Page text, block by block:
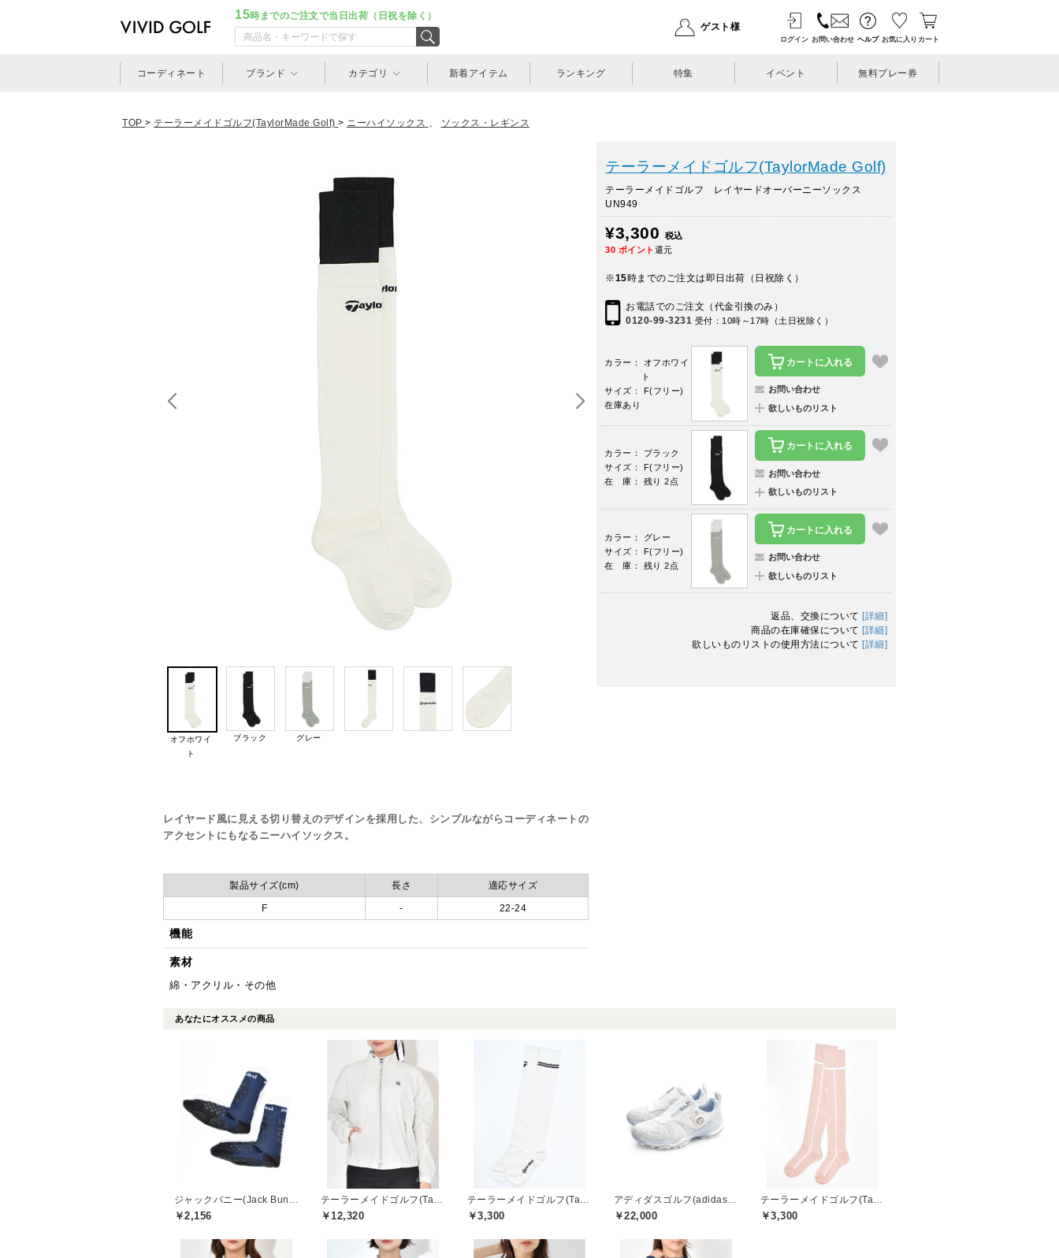
15時までのご注文で当日出荷（日祝を除く）
ゲスト様
ログイン お問い合わせ ヘルプ お気に入り カート
コーディネート ブランド カテゴリ 新着アイテム ランキング 特集 イベント 無料プレー券
TOP > テーラーメイドゴルフ(TaylorMade Golf) > ニーハイソックス 、 ソックス・レギンス
オフホワイ
ト
ブラック グレー
レイヤード風に見える切り替えのデザインを採用した、シンプルながらコーディネートの
アクセントにもなるニーハイソックス。
製品サイズ(cm) 長さ 適応サイズ
F - 22-24
機能
素材
綿・アクリル・その他
テーラーメイドゴルフ(TaylorMade Golf)
テーラーメイドゴルフ レイヤードオーバーニーソックス
UN949
¥3,300
税込
30 ポイント 還元
※15時までのご注文は即日出荷（日祝除く）
お電話でのご注文（代金引換のみ）
0120-99-3231 受付：10時～17時（土日祝除く）
カラー： オフホワイ
ト
サイズ： F(フリー)
在庫あり
カートに入れる
お問い合わせ
欲しいものリスト
カラー： ブラック
サイズ： F(フリー)
在 庫： 残り 2点
カートに入れる
お問い合わせ
欲しいものリスト
カラー： グレー
サイズ： F(フリー)
在 庫： 残り 2点
カートに入れる
お問い合わせ
欲しいものリスト
返品、交換について [詳細]
商品の在庫確保について [詳細]
欲しいものリストの使用方法について [詳細]
あなたにオススメの商品
￥2,156 ￥12,320 ￥3,300 ￥22,000 ￥3,300